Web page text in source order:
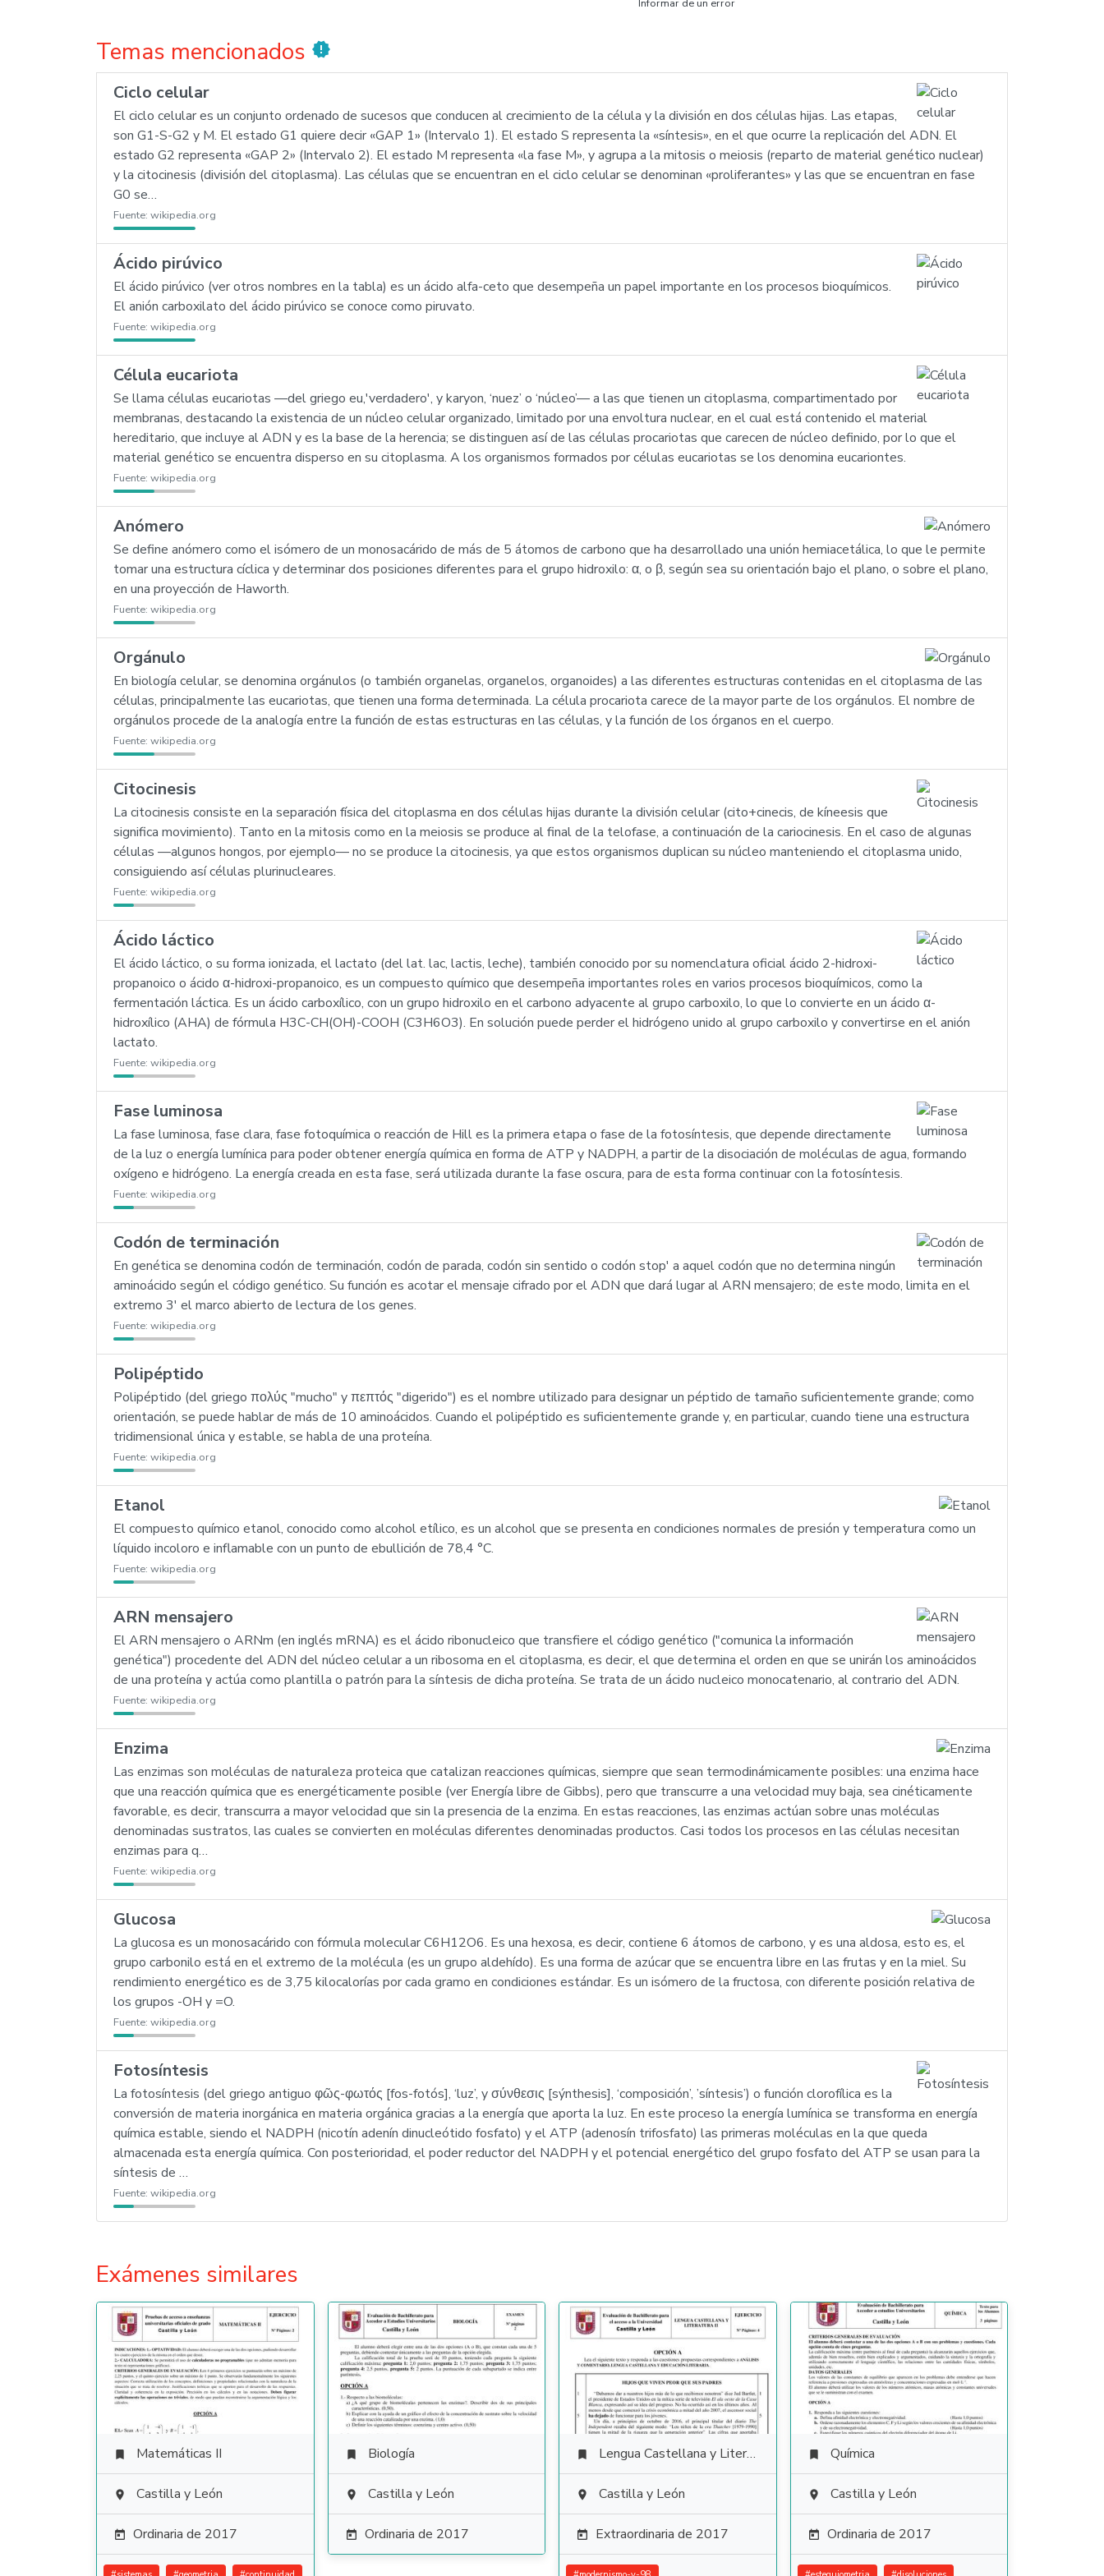
Informar de un error
Temas mencionados new_releases
Ciclo celular
El ciclo celular es un conjunto ordenado de sucesos que conducen al crecimiento de la célula y la división en dos células hijas. Las etapas,
son G1-S-G2 y M. El estado G1 quiere decir «GAP 1» (Intervalo 1). El estado S representa la «síntesis», en el que ocurre la replicación del ADN. El
estado G2 representa «GAP 2» (Intervalo 2). El estado M representa «la fase M», y agrupa a la mitosis o meiosis (reparto de material genético nuclear)
y la citocinesis (división del citoplasma). Las células que se encuentran en el ciclo celular se denominan «proliferantes» y las que se encuentran en fase
G0 se…
Fuente: wikipedia.org
Ácido pirúvico
El ácido pirúvico (ver otros nombres en la tabla) es un ácido alfa-ceto que desempeña un papel importante en los procesos bioquímicos.
El anión carboxilato del ácido pirúvico se conoce como piruvato.
Fuente: wikipedia.org
Célula eucariota
Se llama células eucariotas —del griego eu,'verdadero', y karyon, ‘nuez’ o ‘núcleo’— a las que tienen un citoplasma, compartimentado por
membranas, destacando la existencia de un núcleo celular organizado, limitado por una envoltura nuclear, en el cual está contenido el material
hereditario, que incluye al ADN y es la base de la herencia; se distinguen así de las células procariotas que carecen de núcleo definido, por lo que el
material genético se encuentra disperso en su citoplasma. A los organismos formados por células eucariotas se los denomina eucariontes.
Fuente: wikipedia.org
Anómero
Se define anómero como el isómero de un monosacárido de más de 5 átomos de carbono que ha desarrollado una unión hemiacetálica, lo que le permite
tomar una estructura cíclica y determinar dos posiciones diferentes para el grupo hidroxilo: α, o β, según sea su orientación bajo el plano, o sobre el plano,
en una proyección de Haworth.
Fuente: wikipedia.org
Orgánulo
En biología celular, se denomina orgánulos (o también organelas, organelos, organoides) a las diferentes estructuras contenidas en el citoplasma de las
células, principalmente las eucariotas, que tienen una forma determinada. La célula procariota carece de la mayor parte de los orgánulos. El nombre de
orgánulos procede de la analogía entre la función de estas estructuras en las células, y la función de los órganos en el cuerpo.
Fuente: wikipedia.org
Citocinesis
La citocinesis consiste en la separación física del citoplasma en dos células hijas durante la división celular (cito+cinecis, de kíneesis que
significa movimiento). Tanto en la mitosis como en la meiosis se produce al final de la telofase, a continuación de la cariocinesis. En el caso de algunas
células —algunos hongos, por ejemplo— no se produce la citocinesis, ya que estos organismos duplican su núcleo manteniendo el citoplasma unido,
consiguiendo así células plurinucleares.
Fuente: wikipedia.org
Ácido láctico
El ácido láctico, o su forma ionizada, el lactato (del lat. lac, lactis, leche), también conocido por su nomenclatura oficial ácido 2-hidroxi-
propanoico o ácido α-hidroxi-propanoico, es un compuesto químico que desempeña importantes roles en varios procesos bioquímicos, como la
fermentación láctica. Es un ácido carboxílico, con un grupo hidroxilo en el carbono adyacente al grupo carboxilo, lo que lo convierte en un ácido α-
hidroxílico (AHA) de fórmula H3C-CH(OH)-COOH (C3H6O3). En solución puede perder el hidrógeno unido al grupo carboxilo y convertirse en el anión
lactato.
Fuente: wikipedia.org
Fase luminosa
La fase luminosa, fase clara, fase fotoquímica o reacción de Hill es la primera etapa o fase de la fotosíntesis, que depende directamente
de la luz o energía lumínica para poder obtener energía química en forma de ATP y NADPH, a partir de la disociación de moléculas de agua, formando
oxígeno e hidrógeno. La energía creada en esta fase, será utilizada durante la fase oscura, para de esta forma continuar con la fotosíntesis.
Fuente: wikipedia.org
Codón de terminación
En genética se denomina codón de terminación, codón de parada, codón sin sentido o codón stop' a aquel codón que no determina ningún
aminoácido según el código genético. Su función es acotar el mensaje cifrado por el ADN que dará lugar al ARN mensajero; de este modo, limita en el
extremo 3' el marco abierto de lectura de los genes.
Fuente: wikipedia.org
Polipéptido
Polipéptido (del griego πολύς "mucho" y πεπτός "digerido") es el nombre utilizado para designar un péptido de tamaño suficientemente grande; como
orientación, se puede hablar de más de 10 aminoácidos. Cuando el polipéptido es suficientemente grande y, en particular, cuando tiene una estructura
tridimensional única y estable, se habla de una proteína.
Fuente: wikipedia.org
Etanol
El compuesto químico etanol, conocido como alcohol etílico, es un alcohol que se presenta en condiciones normales de presión y temperatura como un
líquido incoloro e inflamable con un punto de ebullición de 78,4 °C.
Fuente: wikipedia.org
ARN mensajero
El ARN mensajero o ARNm (en inglés mRNA) es el ácido ribonucleico que transfiere el código genético ("comunica la información
genética") procedente del ADN del núcleo celular a un ribosoma en el citoplasma, es decir, el que determina el orden en que se unirán los aminoácidos
de una proteína y actúa como plantilla o patrón para la síntesis de dicha proteína. Se trata de un ácido nucleico monocatenario, al contrario del ADN.
Fuente: wikipedia.org
Enzima
Las enzimas son moléculas de naturaleza proteica que catalizan reacciones químicas, siempre que sean termodinámicamente posibles: una enzima hace
que una reacción química que es energéticamente posible (ver Energía libre de Gibbs), pero que transcurre a una velocidad muy baja, sea cinéticamente
favorable, es decir, transcurra a mayor velocidad que sin la presencia de la enzima. En estas reacciones, las enzimas actúan sobre unas moléculas
denominadas sustratos, las cuales se convierten en moléculas diferentes denominadas productos. Casi todos los procesos en las células necesitan
enzimas para q…
Fuente: wikipedia.org
Glucosa
La glucosa es un monosacárido con fórmula molecular C6H12O6. Es una hexosa, es decir, contiene 6 átomos de carbono, y es una aldosa, esto es, el
grupo carbonilo está en el extremo de la molécula (es un grupo aldehído). Es una forma de azúcar que se encuentra libre en las frutas y en la miel. Su
rendimiento energético es de 3,75 kilocalorías por cada gramo en condiciones estándar. Es un isómero de la fructosa, con diferente posición relativa de
los grupos -OH y =O.
Fuente: wikipedia.org
Fotosíntesis
La fotosíntesis (del griego antiguo φῶς-φωτός [fos-fotós], ‘luz’, y σύνθεσις [sýnthesis], ‘composición’, ’síntesis’) o función clorofílica es la
conversión de materia inorgánica en materia orgánica gracias a la energía que aporta la luz. En este proceso la energía lumínica se transforma en energía
química estable, siendo el NADPH (nicotín adenín dinucleótido fosfato) y el ATP (adenosín trifosfato) las primeras moléculas en la que queda
almacenada esta energía química. Con posterioridad, el poder reductor del NADPH y el potencial energético del grupo fosfato del ATP se usan para la
síntesis de …
Fuente: wikipedia.org
Exámenes similares
 Matemáticas II
 Castilla y León
 Ordinaria de 2017
 Biología
 Castilla y León
 Ordinaria de 2017
 Lengua Castellana y Literatura
 Castilla y León
 Extraordinaria de 2017
 Química
 Castilla y León
 Ordinaria de 2017